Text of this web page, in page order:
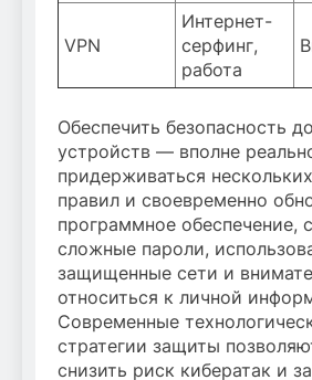
VPN
Интернет-
серфинг,
работа
Обеспечить безопасность
устройств — вполне
придерживаться
правил и своевременно
программное обеспечение,
сложные пароли,
защищенные сети и
относиться к личной
Современные
стратегии защиты
снизить риск кибератак и